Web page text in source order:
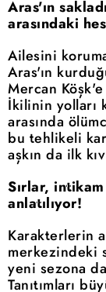
Aras'ın
arasındaki
Ailesini
Aras'ın
Mercan
İkilinin yolları
arasında
bu tehlikeli
aşkın da ilk
Sırlar,
anlatılıyor!
Karakterlerin
merkezindeki
yeni sezona
Tanıtımları